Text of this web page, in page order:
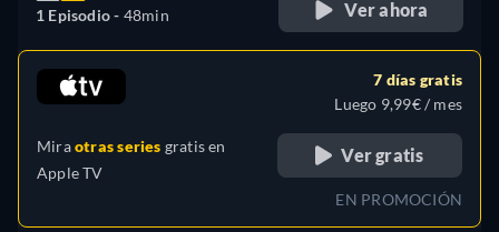
1 Episodio - 48min Ver ahora
Miraotras series gratis en
Apple TV
7 días gratis
Luego 9,99€ / mes
Ver gratis
EN PROMOCIÓN